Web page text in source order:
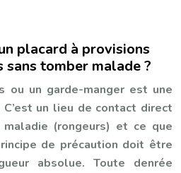
placard à provisions
tomber malade ?
ou un garde-manger est une
un lieu de contact direct
(rongeurs) et ce que
de précaution doit être
absolue. Toute denrée